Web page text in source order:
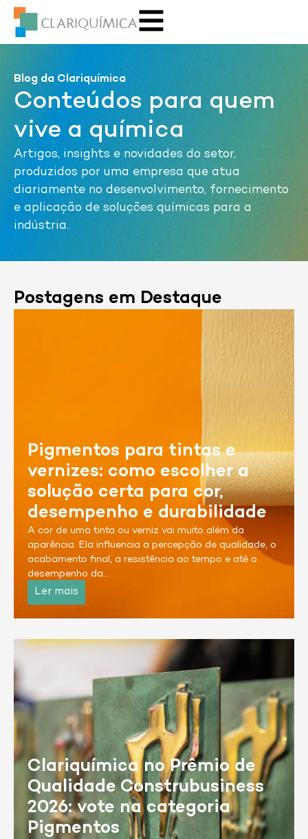
Blog da Clariquímica
Conteúdos para quem
vive a química
Artigos, insights e novidades do setor,
produzidos por uma empresa que atua
diariamente no desenvolvimento, fornecimento
e aplicação de soluções químicas para a
indústria.
Postagens em Destaque
Pigmentos para tintas e
vernizes: como escolher a
solução certa para cor,
desempenho e durabilidade
A cor de uma tinta ou verniz vai muito além da
aparência. Ela influencia a percepção de qualidade, o
acabamento final, a resistência ao tempo e até o
desempenho da…
Ler mais
Clariquímica no Prêmio de
Qualidade Construbusiness
2026: vote na categoria
Pigmentos